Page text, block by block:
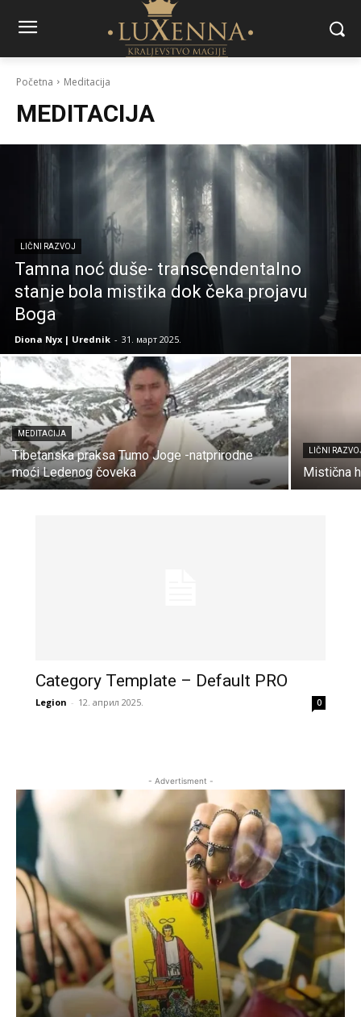
Početna Meditacija
MEDITACIJA
LIČNI RAZVOJ
Tamna noć duše- transcendentalno
stanje bola mistika dok čeka projavu
Boga
Diona Nyx | Urednik - 31. март 2025.
MEDITACIJA
Tibetanska praksa Tumo Joge -natprirodne
moći Ledenog čoveka
LIČNI
Mistična
Category Template – Default PRO
Legion - 12. април 2025. 0
- Advertisment -